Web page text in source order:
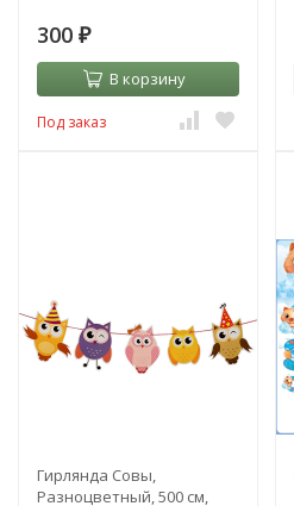
300 ₽
В корзину
Под заказ
Гирлянда Совы,
Разноцветный, 500 см,